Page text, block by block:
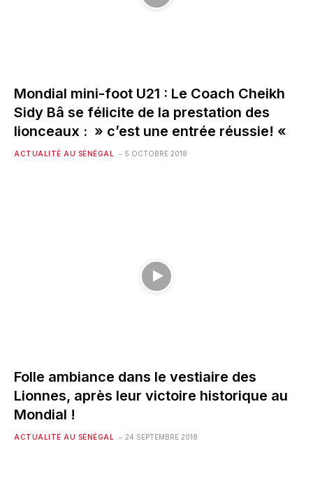
Mondial mini-foot U21 : Le Coach Cheikh
Sidy Bâ se félicite de la prestation des
lionceaux : » c’est une entrée réussie! «
ACTUALITÉ AU SÉNÉGAL 5 OCTOBRE 2018
Folle ambiance dans le vestiaire des
Lionnes, après leur victoire historique au
Mondial !
ACTUALITÉ AU SÉNÉGAL 24 SEPTEMBRE 2018